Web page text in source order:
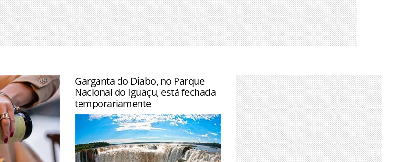
Garganta do Diabo, no Parque
Nacional do Iguaçu, está fechada
temporariamente